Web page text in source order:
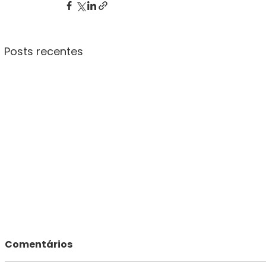
Posts recentes
Comentários